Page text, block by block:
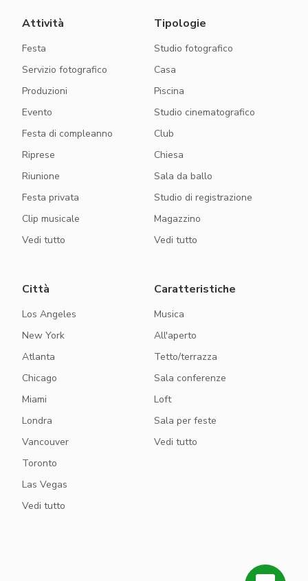
Attività
Festa
Servizio fotografico
Produzioni
Evento
Festa di compleanno
Riprese
Riunione
Festa privata
Clip musicale
Vedi tutto
Tipologie
Studio fotografico
Casa
Piscina
Studio cinematografico
Club
Chiesa
Sala da ballo
Studio di registrazione
Magazzino
Vedi tutto
Città
Los Angeles
New York
Atlanta
Chicago
Miami
Londra
Vancouver
Toronto
Las Vegas
Vedi tutto
Caratteristiche
Musica
All'aperto
Tetto/terrazza
Sala conferenze
Loft
Sala per feste
Vedi tutto